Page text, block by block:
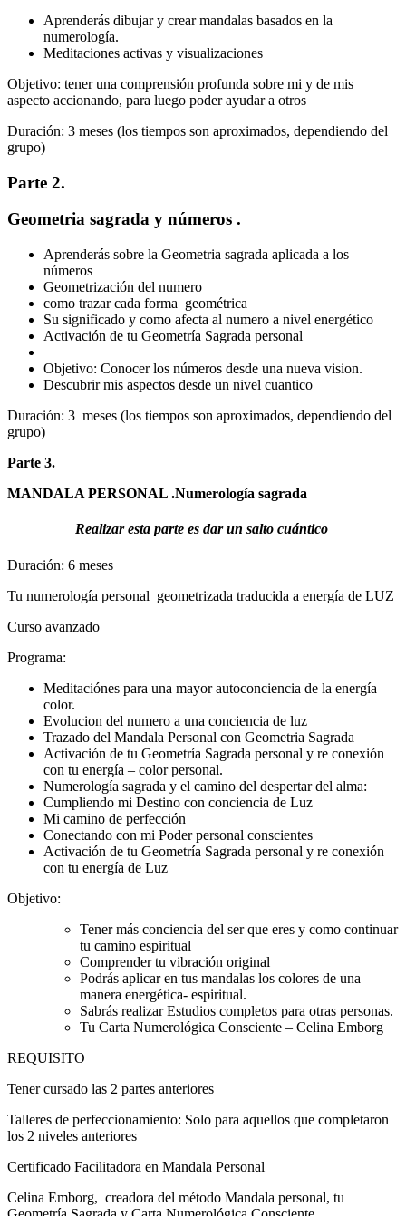
Aprenderás dibujar y crear mandalas basados en la
numerología.
Meditaciones activas y visualizaciones
Objetivo: tener una comprensión profunda sobre mi y de mis
aspecto accionando, para luego poder ayudar a otros
Duración: 3 meses (los tiempos son aproximados, dependiendo del
grupo)
Parte 2.
Geometria sagrada y números .
Aprenderás sobre la Geometria sagrada aplicada a los
números
Geometrización del numero
como trazar cada forma geométrica
Su significado y como afecta al numero a nivel energético
Activación de tu Geometría Sagrada personal
Objetivo: Conocer los números desde una nueva vision.
Descubrir mis aspectos desde un nivel cuantico
Duración: 3 meses (los tiempos son aproximados, dependiendo del
grupo)
Parte 3.
MANDALA PERSONAL .Numerología sagrada
Realizar esta parte es dar un salto cuántico
Duración: 6 meses
Tu numerología personal geometrizada traducida a energía de LUZ
Curso avanzado
Programa:
Meditaciónes para una mayor autoconciencia de la energía
color.
Evolucion del numero a una conciencia de luz
Trazado del Mandala Personal con Geometria Sagrada
Activación de tu Geometría Sagrada personal y re conexión
con tu energía – color personal.
Numerología sagrada y el camino del despertar del alma:
Cumpliendo mi Destino con conciencia de Luz
Mi camino de perfección
Conectando con mi Poder personal conscientes
Activación de tu Geometría Sagrada personal y re conexión
con tu energía de Luz
Objetivo:
Tener más conciencia del ser que eres y como continuar
tu camino espiritual
Comprender tu vibración original
Podrás aplicar en tus mandalas los colores de una
manera energética- espiritual.
Sabrás realizar Estudios completos para otras personas.
Tu Carta Numerológica Consciente – Celina Emborg
REQUISITO
Tener cursado las 2 partes anteriores
Talleres de perfeccionamiento: Solo para aquellos que completaron
los 2 niveles anteriores
Certificado Facilitadora en Mandala Personal
Celina Emborg, creadora del método Mandala personal, tu